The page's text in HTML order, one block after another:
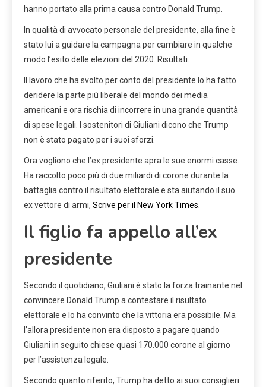
hanno portato alla prima causa contro Donald Trump.
In qualità di avvocato personale del presidente, alla fine è
stato lui a guidare la campagna per cambiare in qualche
modo l’esito delle elezioni del 2020. Risultati.
Il lavoro che ha svolto per conto del presidente lo ha fatto
deridere la parte più liberale del mondo dei media
americani e ora rischia di incorrere in una grande quantità
di spese legali. I sostenitori di Giuliani dicono che Trump
non è stato pagato per i suoi sforzi.
Ora vogliono che l’ex presidente apra le sue enormi casse.
Ha raccolto poco più di due miliardi di corone durante la
battaglia contro il risultato elettorale e sta aiutando il suo
ex vettore di armi, Scrive per il New York Times.
Il figlio fa appello all’ex
presidente
Secondo il quotidiano, Giuliani è stato la forza trainante nel
convincere Donald Trump a contestare il risultato
elettorale e lo ha convinto che la vittoria era possibile. Ma
l’allora presidente non era disposto a pagare quando
Giuliani in seguito chiese quasi 170.000 corone al giorno
per l’assistenza legale.
Secondo quanto riferito, Trump ha detto ai suoi consiglieri